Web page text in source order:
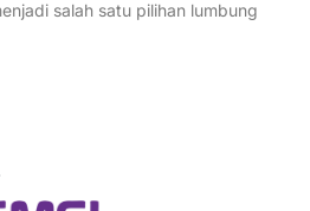
salah satu pilihan lumbung